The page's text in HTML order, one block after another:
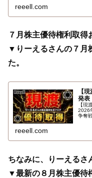
の、
reeell.com
７月株主優待権利取得
▼りーえるさんの７月
た。
【
発表
【現
2026
争奪
reeell.com
ちなみに、りーえるさ
▼最新の８月株主優待